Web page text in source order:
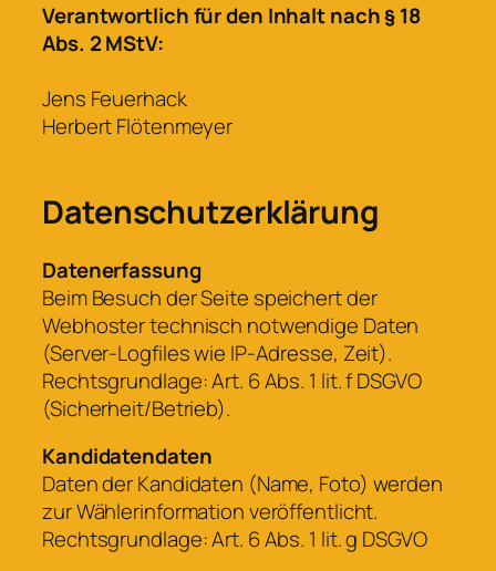
Verantwortlich für den Inhalt nach § 18
Abs. 2 MStV:
Jens Feuerhack
Herbert Flötenmeyer
Datenschutzerklärung
Datenerfassung
Beim Besuch der Seite speichert der
Webhoster technisch notwendige Daten
(Server-Logfiles wie IP-Adresse, Zeit).
Rechtsgrundlage: Art. 6 Abs. 1 lit. f DSGVO
(Sicherheit/Betrieb).
Kandidatendaten
Daten der Kandidaten (Name, Foto) werden
zur Wählerinformation veröffentlicht.
Rechtsgrundlage: Art. 6 Abs. 1 lit. g DSGVO